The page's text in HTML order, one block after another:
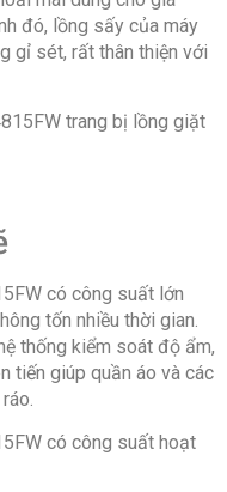
đó, lồng sấy của máy
gỉ sét, rất thân thiện với
có công suất lớn
tốn nhiều thời gian.
thống kiểm soát độ ẩm,
tiến giúp quần áo và các
có công suất hoạt